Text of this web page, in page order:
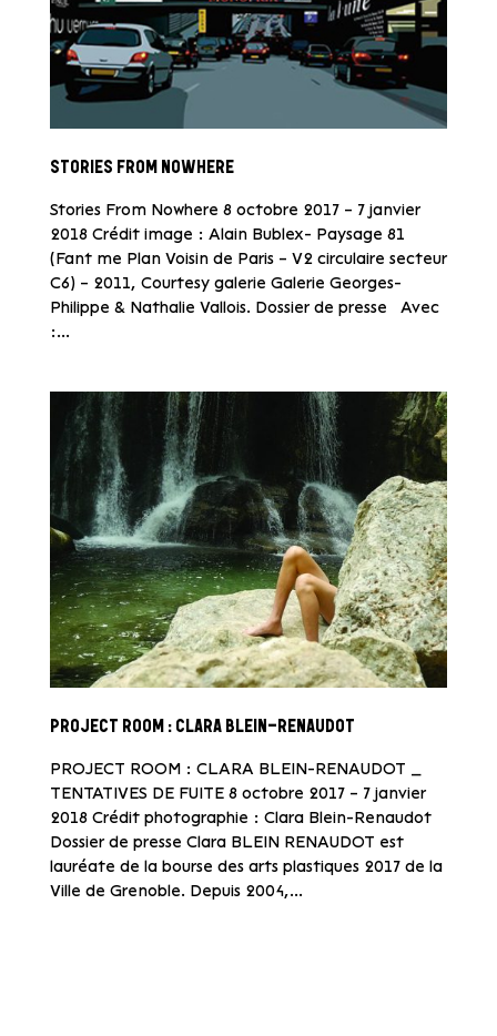
STORIES FROM NOWHERE
Stories From Nowhere 8 octobre 2017 – 7 janvier
2018 Crédit image : Alain Bublex- Paysage 81
(Fant me Plan Voisin de Paris – V2 circulaire secteur
C6) – 2011, Courtesy galerie Galerie Georges-
Philippe & Nathalie Vallois. Dossier de presse Avec
:...
PROJECT ROOM : CLARA BLEIN-RENAUDOT
PROJECT ROOM : CLARA BLEIN-RENAUDOT _
TENTATIVES DE FUITE 8 octobre 2017 – 7 janvier
2018 Crédit photographie : Clara Blein-Renaudot
Dossier de presse Clara BLEIN RENAUDOT est
lauréate de la bourse des arts plastiques 2017 de la
Ville de Grenoble. Depuis 2004,...